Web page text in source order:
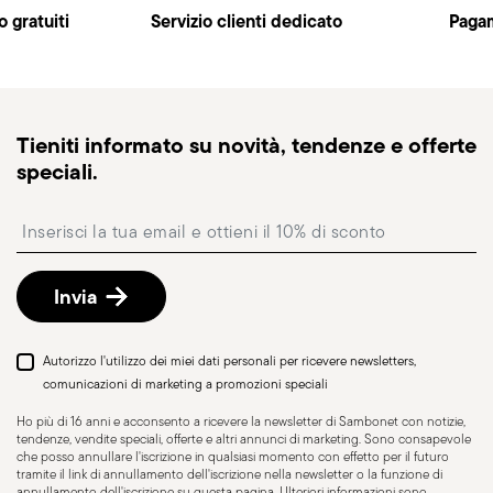
Resistente al lavaggio
in lavastoviglie
riceverai un link di tracciamento per monitorare la
consegna.
presso Punto di Ritiro, selezionabile al checkout.
Reso gratuito entro 30 giornidalla data di
spedizione/fatturazione seguendo la procedura
indicata nella pagina
gratuiti Servizio clienti dedicato
Tieniti informato su novità, tendenze e offerte
speciali.
Invia
Autorizzo l'utilizzo dei miei dati personali per ricevere newsletters,
comunicazioni di marketing a promozioni speciali
Ho più di 16 anni e acconsento a ricevere la newsletter di Sambonet con notizie,
tendenze, vendite speciali, offerte e altri annunci di marketing. Sono consapevole
che posso annullare l'iscrizione in qualsiasi momento con effetto per il futuro
tramite il link di annullamento dell'iscrizione nella newsletter o la funzione di